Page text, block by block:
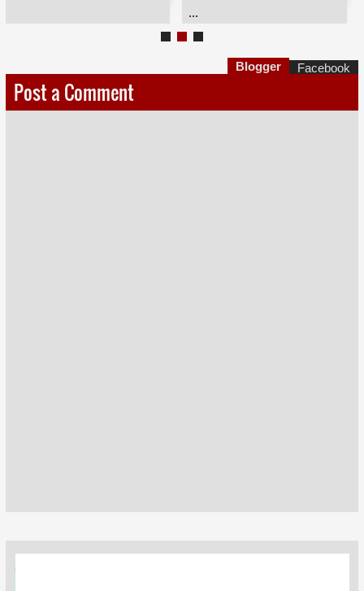
...
Post a Comment
Blogger Facebook